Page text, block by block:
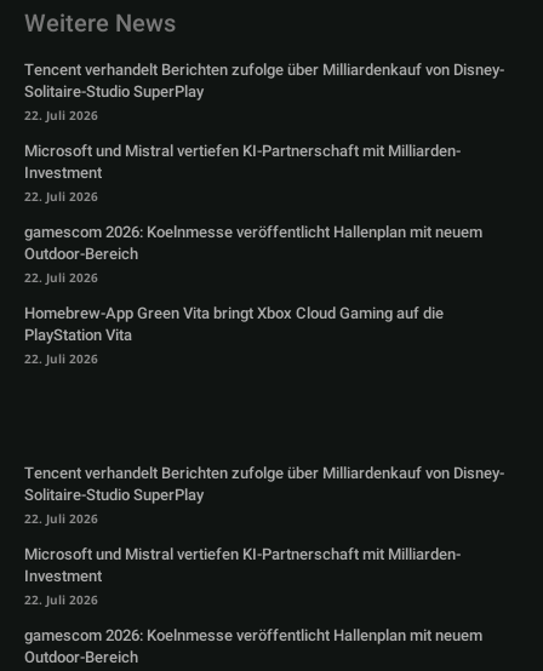
Weitere News
Tencent verhandelt Berichten zufolge über Milliardenkauf von Disney-
Solitaire-Studio SuperPlay
22. Juli 2026
Microsoft und Mistral vertiefen KI-Partnerschaft mit Milliarden-
Investment
22. Juli 2026
gamescom 2026: Koelnmesse veröffentlicht Hallenplan mit neuem
Outdoor-Bereich
22. Juli 2026
Homebrew-App Green Vita bringt Xbox Cloud Gaming auf die
PlayStation Vita
22. Juli 2026
Tencent verhandelt Berichten zufolge über Milliardenkauf von Disney-
Solitaire-Studio SuperPlay
22. Juli 2026
Microsoft und Mistral vertiefen KI-Partnerschaft mit Milliarden-
Investment
22. Juli 2026
gamescom 2026: Koelnmesse veröffentlicht Hallenplan mit neuem
Outdoor-Bereich